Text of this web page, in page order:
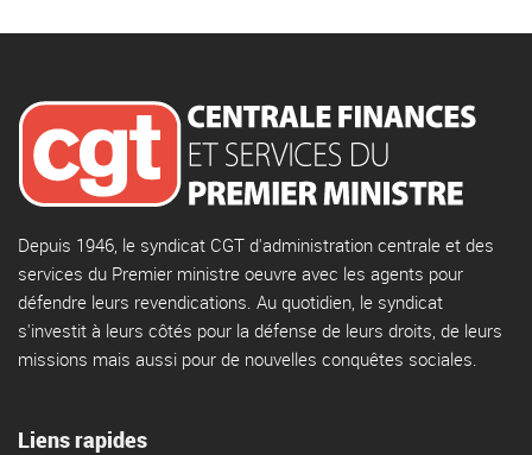
Depuis 1946, le syndicat CGT d'administration centrale et des
services du Premier ministre oeuvre avec les agents pour
défendre leurs revendications. Au quotidien, le syndicat
s'investit à leurs côtés pour la défense de leurs droits, de leurs
missions mais aussi pour de nouvelles conquêtes sociales.
Liens rapides